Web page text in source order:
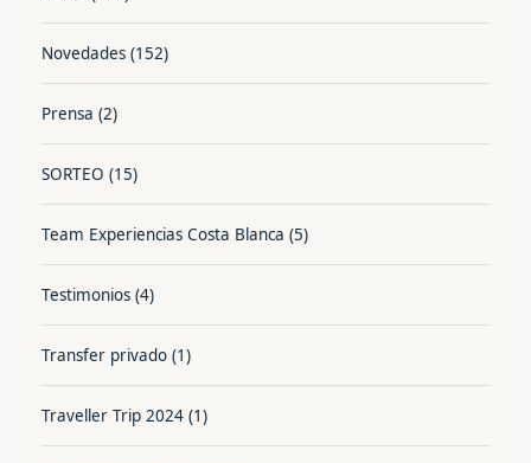
Novedades (152)
Prensa (2)
SORTEO (15)
Team Experiencias Costa Blanca (5)
Testimonios (4)
Transfer privado (1)
Traveller Trip 2024 (1)